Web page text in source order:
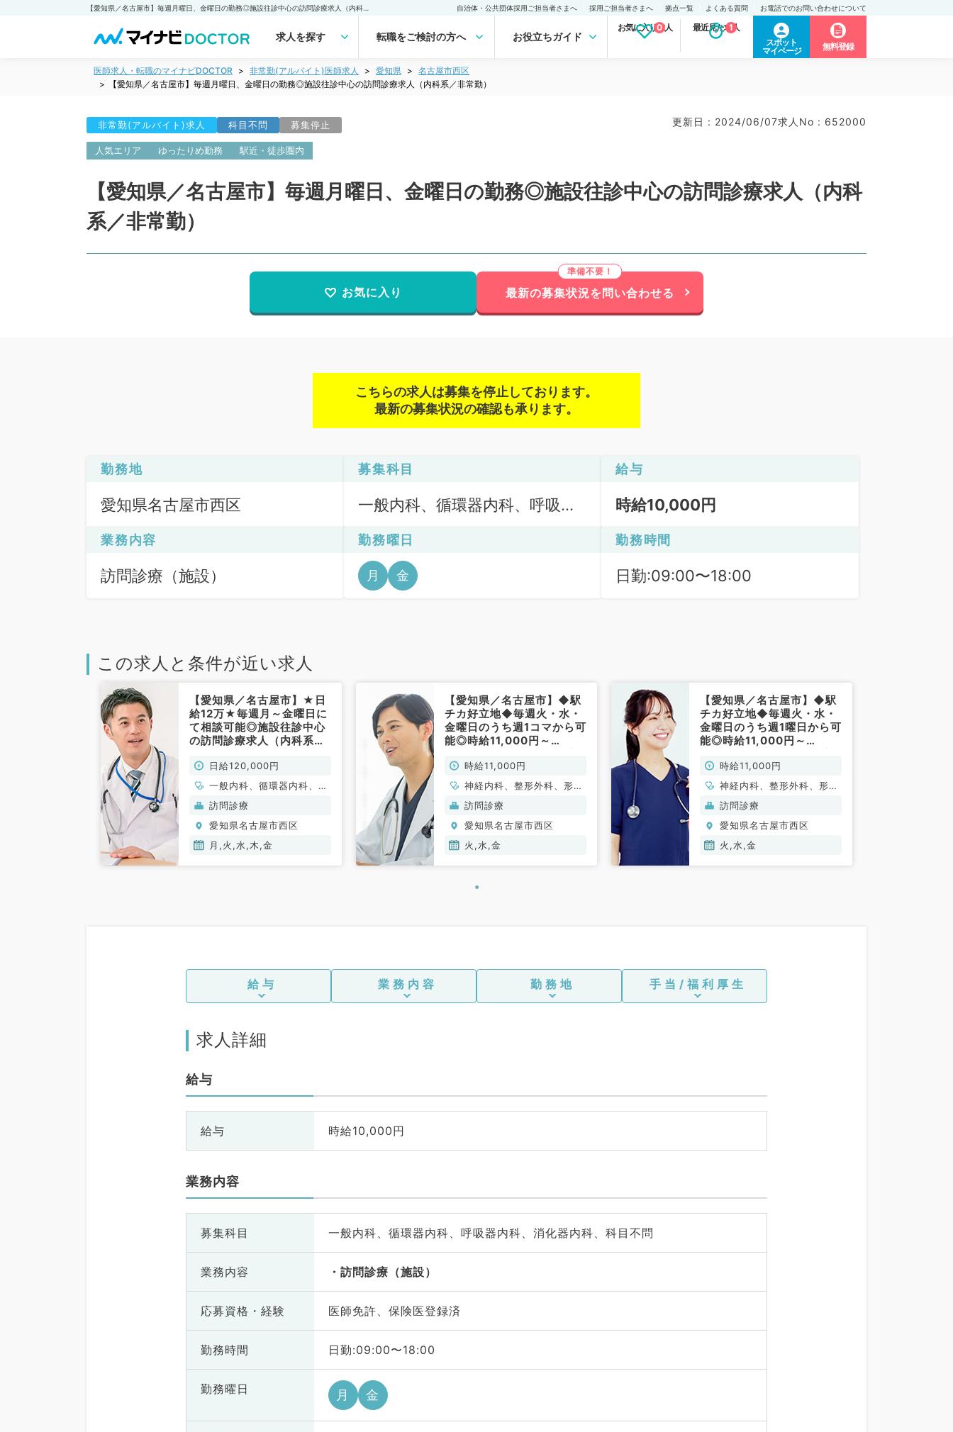
自治体・公共団体採用ご担当者さまへ 採用ご担当者さまへ 拠点一覧 よくある質問 お電話でのお問い合わせについて
求人を探す 転職をご検討の方へ お役立ちガイド
お気に入り求人
0 最近見た求人
1
スポット
マイページ
無料登録
医師求人・転職のマイナビDOCTOR 非常勤(アルバイト)医師求人 愛知県
名古屋市西区
【愛知県／名古屋市】毎週月曜日、金曜日の勤務◎施設往診中心の訪問診療求人（内科系／非常勤）
非常勤(アルバイト)求人 科目不問 募集停止 更新日 : 2024/06/07求人No : 652000
人気エリア ゆったりめ勤務 駅近・徒歩圏内
【愛知県／名古屋市】毎週月曜日、金曜日の勤務◎施設往診中心の訪問診療求人（内科
系／非常勤）
お気に入り 最新の募集状況を問い合わせる
こちらの求人は募集を停止しております。
最新の募集状況の確認も承ります。
勤務地
愛知県名古屋市西区
募集科目
一般内科、循環器内科、呼吸器
給与
時給10,000円
業務内容
訪問診療（施設）
勤務曜日
月 金
勤務時間
日勤:09:00〜18:00
この求人と条件が近い求人
【愛知県／名古屋市】★日
給12万★毎週月～金曜日に
て相談可能◎施設往診中心
の訪問診療求人（内科系／
日給120,000円
一般内科、循環器内科、呼
吸器内科、消化器内科、科
目不問
訪問診療
愛知県名古屋市西区
月,火,水,木,金
【愛知県／名古屋市】◆駅
チカ好立地◆毎週火・水・
金曜日のうち週1コマから可
能◎時給11,000円～
のお仕事です！（内科系・
外科系／非常勤）
時給11,000円
神経内科、整形外科、形成
外科、脳神経外科、呼吸器
外科、心臓血管外科、泌尿
器科、一般内科、循環器内
科、呼吸器内科、消化器内
科、外科系全般、一般外
訪問診療
愛知県名古屋市西区
火,水,金
【愛知県／名古屋市】◆駅
チカ好立地◆毎週火・水・
金曜日のうち週1曜日から可
能◎時給11,000円～
のお仕事です！（内科系・
外科系／非常勤）
時給11,000円
神経内科、整形外科、形成
外科、脳神経外科、呼吸器
外科、心臓血管外科、泌尿
器科、一般内科、循環器内
科、呼吸器内科、消化器内
訪問診療
愛知県名古屋市西区
火,水,金
給与 業務内容 勤務地 手当/福利厚生
求人詳細
給与
給与 時給10,000円
業務内容
募集科目 一般内科、循環器内科、呼吸器内科、消化器内科、科目不問
業務内容 訪問診療（施設）
応募資格・ 経験 医師免許、保険医登録済
勤務時間 日勤:09:00〜18:00
勤務曜日 月 金